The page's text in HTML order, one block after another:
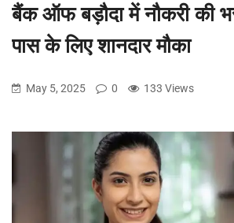
बैंक ऑफ बड़ौदा में नौकरी की
पास के लिए शानदार मौका
May 5, 2025 0 133 Views